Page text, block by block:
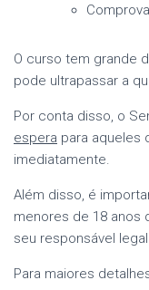
O curso tem grande
pode ultrapassar a
Por conta disso, o
espera para aqueles
imediatamente.
Além disso, é
menores de 18 anos
seu responsável
Para maiores